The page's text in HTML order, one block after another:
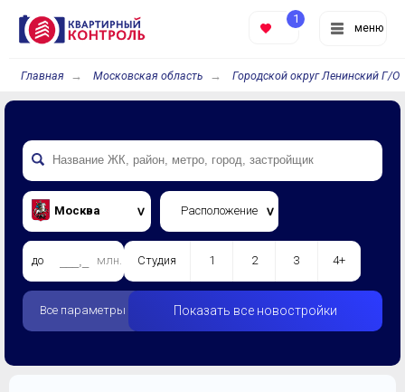
меню
1
Главная Московская область Городской округ Ленинский Г/О
Москва Расположение
до млн. Студия 1 2 3 4+
Все параметры Показать все новостройки